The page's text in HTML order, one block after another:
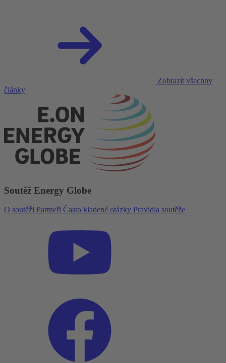
Zobrazit všechny
články
Soutěž Energy Globe
O soutěži Partneři Často kladené otázky Pravidla soutěže